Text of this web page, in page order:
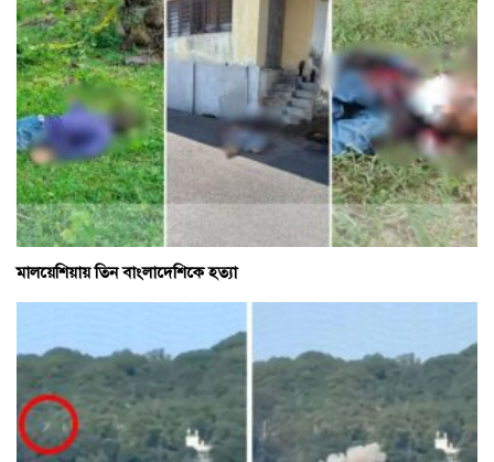
মালয়েশিয়ায় তিন বাংলাদেশিকে হত্যা